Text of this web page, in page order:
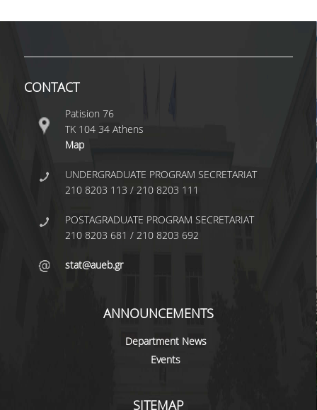
COMPUTATIONAL AND BAYESIAN
GRADUATES
CONTACT
Patision 76
ΤΚ 104 34 Athens
Map
UNDERGRADUATE PROGRAM SECRETARIAT
210 8203 113 / 210 8203 111
POSTAGRADUATE PROGRAM SECRETARIAT
210 8203 681 / 210 8203 692
stat@aueb.gr
ANNOUNCEMENTS
Department News
Events
SITEMAP